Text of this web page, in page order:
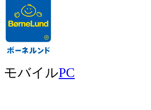
モバイルPC